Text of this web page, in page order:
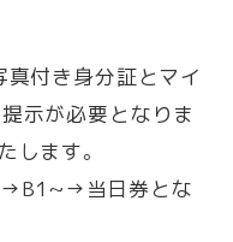
付き身分証とマイ
示が必要となりま
します。
当日券とな